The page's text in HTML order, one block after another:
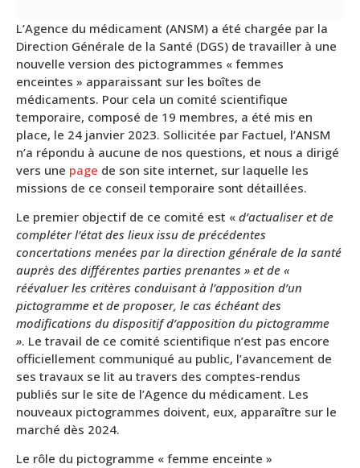
L’Agence du médicament (ANSM) a été chargée par la
Direction Générale de la Santé (DGS) de travailler à une
nouvelle version des pictogrammes « femmes
enceintes » apparaissant sur les boîtes de
médicaments. Pour cela un comité scientifique
temporaire, composé de 19 membres, a été mis en
place, le 24 janvier 2023. Sollicitée par Factuel, l’ANSM
n’a répondu à aucune de nos questions, et nous a dirigé
vers une page de son site internet, sur laquelle les
missions de ce conseil temporaire sont détaillées.
Le premier objectif de ce comité est « d’actualiser et de
compléter l’état des lieux issu de précédentes
concertations menées par la direction générale de la santé
auprès des différentes parties prenantes » et de «
réévaluer les critères conduisant à l’apposition d’un
pictogramme et de proposer, le cas échéant des
modifications du dispositif d’apposition du pictogramme
». Le travail de ce comité scientifique n’est pas encore
officiellement communiqué au public, l’avancement de
ses travaux se lit au travers des comptes-rendus
publiés sur le site de l’Agence du médicament. Les
nouveaux pictogrammes doivent, eux, apparaître sur le
marché dès 2024.
Le rôle du pictogramme « femme enceinte »